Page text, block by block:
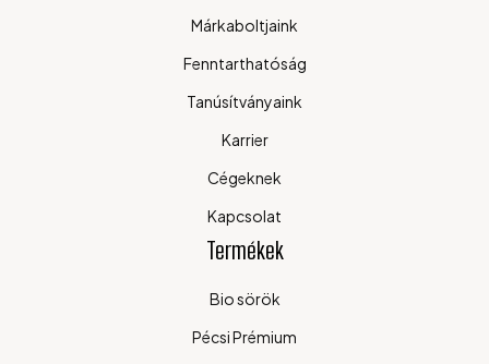
Márkaboltjaink
Fenntarthatóság
Tanúsítványaink
Karrier
Cégeknek
Kapcsolat
Termékek
Bio sörök
Pécsi Prémium